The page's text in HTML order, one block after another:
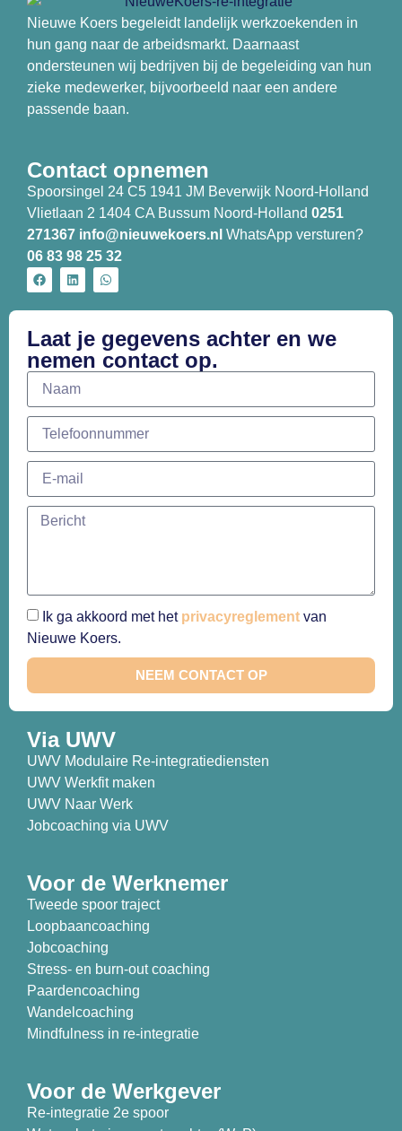
Nieuwe Koers begeleidt landelijk werkzoekenden in
hun gang naar de arbeidsmarkt. Daarnaast
ondersteunen wij bedrijven bij de begeleiding van hun
zieke medewerker, bijvoorbeeld naar een andere
passende baan.
Contact opnemen
Spoorsingel 24 C5 1941 JM Beverwijk Noord-Holland
Vlietlaan 2 1404 CA Bussum Noord-Holland 0251
271367 info@nieuwekoers.nl WhatsApp versturen?
06 83 98 25 32
Laat je gegevens achter en we
nemen contact op.
Ik ga akkoord met het privacyreglement van
Nieuwe Koers.
NEEM CONTACT OP
Via UWV
UWV Modulaire Re-integratiediensten
UWV Werkfit maken
UWV Naar Werk
Jobcoaching via UWV
Voor de Werknemer
Tweede spoor traject
Loopbaancoaching
Jobcoaching
Stress- en burn-out coaching
Paardencoaching
Wandelcoaching
Mindfulness in re-integratie
Voor de Werkgever
Re-integratie 2e spoor